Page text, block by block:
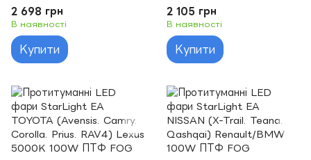
Passat VW B6 3C (2005-
2011) 5000K 100W ПТФ
FOG
2 698 грн
В наявності
Купити
CF. LF) біле світло
5000K 60W ПТФ FOG
2 105 грн
В наявності
Купити